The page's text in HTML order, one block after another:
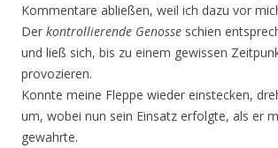
Kommentare abließen, weil ich dazu vor
Der kontrollierende Genosse schien
und ließ sich, bis zu einem gewissen
provozieren.
Konnte meine Fleppe wieder einstecken,
um, wobei nun sein Einsatz erfolgte, als er
gewahrte.